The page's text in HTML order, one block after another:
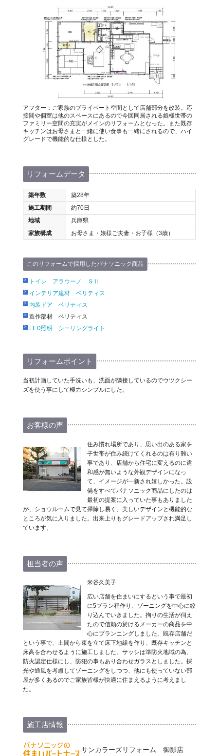
アフター：ご家族のプライベート空間として店舗部分を改装。応
接間や個室は他のスペースにあるので今回同居される娘様世帯の
ファミリー空間の充実がメインのリフォームとなった。また既存
キッチンはお母さまと一緒に使い食事も一緒にされるので、ハイ
グレードで機能的な仕様とした。
リフォームデータ
築年数
築28年
施工期間
約70日
地域
兵庫県
家族構成
お母さま・娘様ご夫妻・お子様（3歳）
このリフォームで採用したパナソニック商品
トイレ アラウーノ ＳⅡ
インテリア建材 ベリティス
内装ドア ベリティス
造作部材 ベリティス
LED照明 シーリングライト
リフォームポイント
当初計画していた手洗いも、洗面が隣接しているのでウツクシー
ズを使う事にして極力シンプルにした。
お客様の声
住み慣れ場所であり、思い出のある家を
子世帯が住み続けてくれるのは有り難い
事であり、店舗から住宅に変えるのに違
和感が無いような外観デザインになっ
て、イメージが一新され嬉しかった。設
備をすべてパナソニック商品にしたのは
最初の提案に入っていた事もありました
が、ショウルームで見て掃除し易く、美しいデザインと機能的な
ところが気に入りました。出来上りもグレードアップされ満足し
ています。
担当者の声
米谷久美子
広い店舗を住まいにするという事で最初
に5プラン程作り、ゾーニングを中心に絞
り込んでいきました。拘りの生活が伺え
たので信頼の於けるメーカーの商品を中
心にプランニングしました。既存店舗だ
という事で、土間から束を立て床下地組を作り、既存キッチンと
床高を合わせるように施工しました。サッシは準防火地域の為、
防火認定仕様にし、防犯の事もあり合わせガラスとしました。採
光や通風を考慮してゾーニングをしつつ、他にも使っていない部
屋が多くあるのでご家族皆様が快適に住まえるように考えまし
た。
施工店情報
サンカラーズリフォーム 御影店